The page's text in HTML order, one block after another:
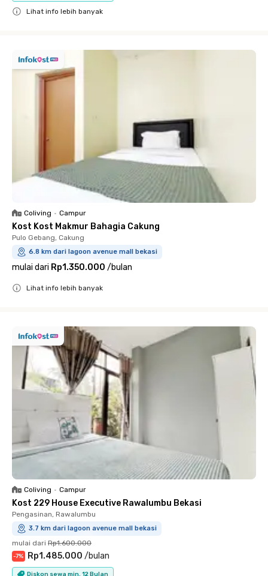
Lihat info lebih banyak
Coliving • Campur
Kost Kost Makmur Bahagia Cakung
Pulo Gebang, Cakung
6.8 km dari lagoon avenue mall bekasi
mulai dari Rp1.350.000 /bulan
Lihat info lebih banyak
Coliving • Campur
Kost 229 House Executive Rawalumbu Bekasi
Pengasinan, Rawalumbu
3.7 km dari lagoon avenue mall bekasi
mulai dari Rp1.600.000
-7% Rp1.485.000 /bulan
Diskon sewa min. 12 Bulan